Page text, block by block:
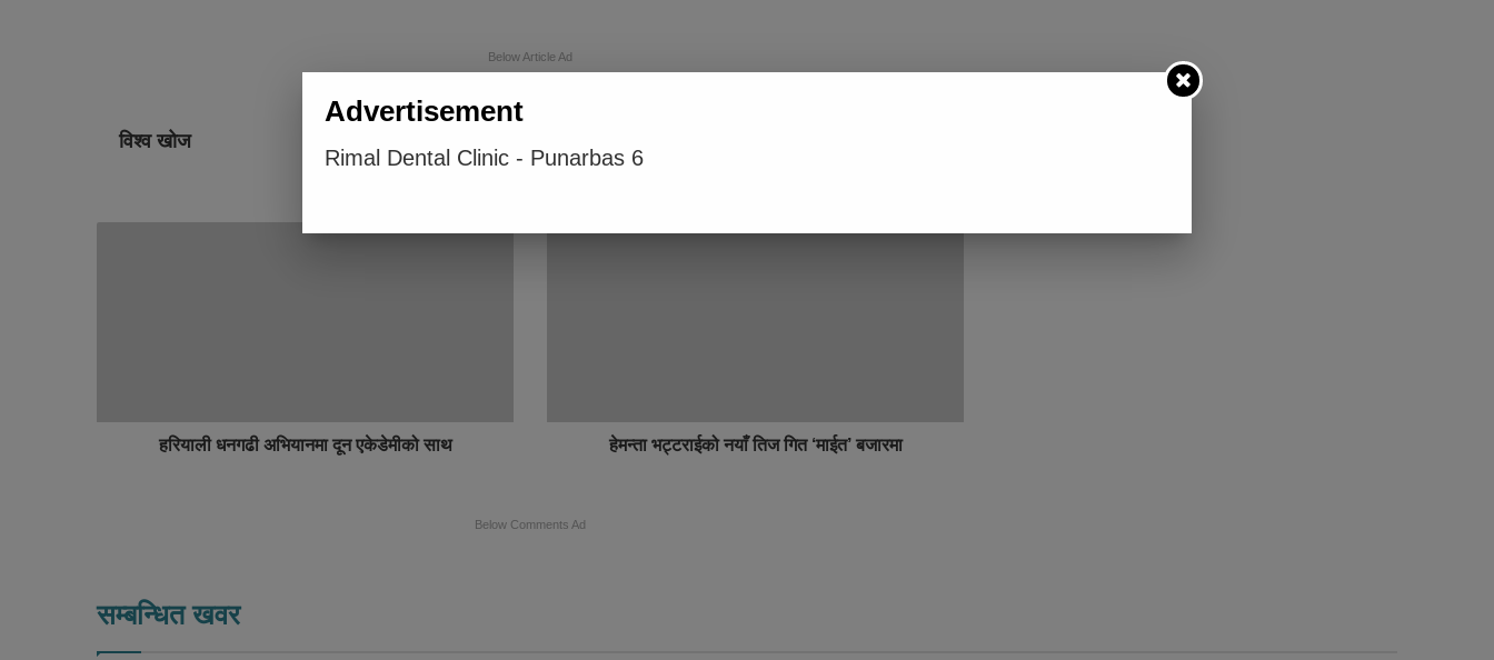
Below Article Ad
विश्व खोज
हरियाली धनगढी अभियानमा दून एकेडेमीको साथ हेमन्ता भट्टराईको नयाँ तिज गित ‘माईत’ बजारमा
Below Comments Ad
सम्बन्धित खवर
Advertisement
Rimal Dental Clinic - Punarbas 6